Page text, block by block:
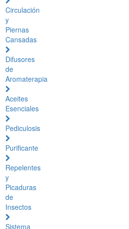
Circulación
y
Piernas
Cansadas
Difusores
de
Aromaterapia
Aceites
Esenciales
Pediculosis
Purificante
Repelentes
y
Picaduras
de
Insectos
Sistema